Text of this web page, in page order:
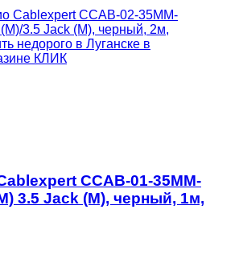
CCAB-01-35MM-
3.5 Jack (M), черный, 1м,